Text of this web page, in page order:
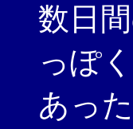
数日
っぽ
あっ